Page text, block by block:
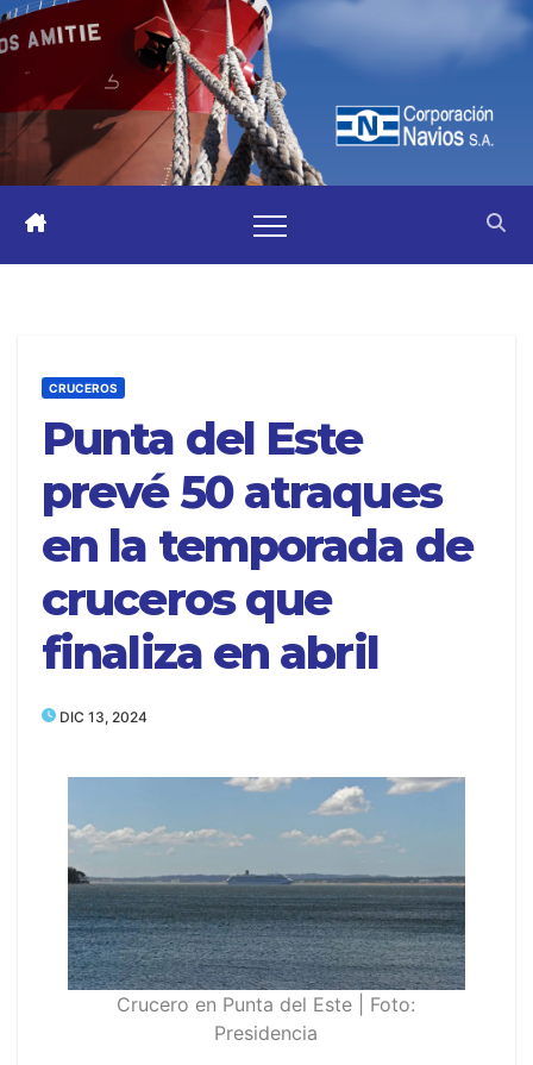
CRUCEROS
Punta del Este
prevé 50 atraques
en la temporada de
cruceros que
finaliza en abril
DIC 13, 2024
Crucero en Punta del Este | Foto:
Presidencia